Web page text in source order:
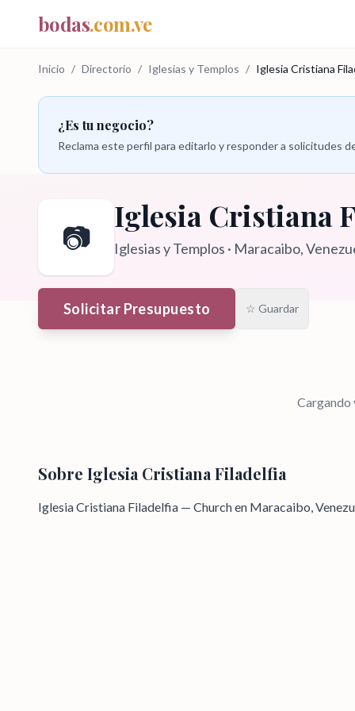
bodas.com.ve
Inicio / Directorio / Iglesias y Templos / Iglesia Cristiana
¿Es tu negocio?
Reclama este perfil para editarlo y responder a solicitudes
📷
Iglesia Cristiana
Iglesias y Templos · Maracaibo,
Solicitar Presupuesto ☆ Guardar
Cargando
Sobre Iglesia Cristiana Filadelfia
Iglesia Cristiana Filadelfia — Church en Maracaibo,